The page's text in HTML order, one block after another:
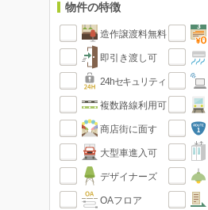
物件の特徴
造作譲渡料無料
即引き渡し可
24hセキュリティ
複数路線利用可
商店街に面す
大型車進入可
デザイナーズ
OAフロア